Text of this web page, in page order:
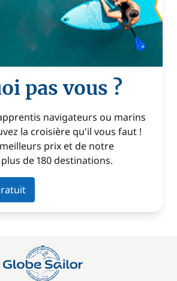
pas vous ?
navigateurs ou marins
la croisière qu'il vous faut !
prix et de notre
de 180 destinations.